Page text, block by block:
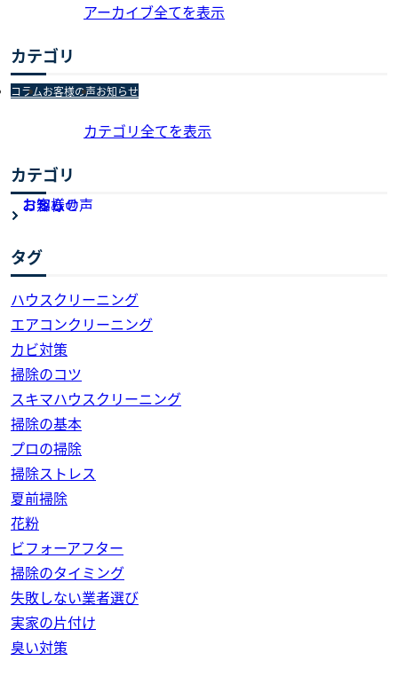
アーカイブ全てを表示
カテゴリ
コラムお客様の声お知らせ
カテゴリ全てを表示
カテゴリ
お知らせ
お客様の声
コラム
タグ
ハウスクリーニング
エアコンクリーニング
カビ対策
掃除のコツ
スキマハウスクリーニング
掃除の基本
プロの掃除
掃除ストレス
夏前掃除
花粉
ビフォーアフター
掃除のタイミング
失敗しない業者選び
実家の片付け
臭い対策